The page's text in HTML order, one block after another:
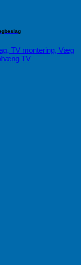
TV montering, Væg
TV